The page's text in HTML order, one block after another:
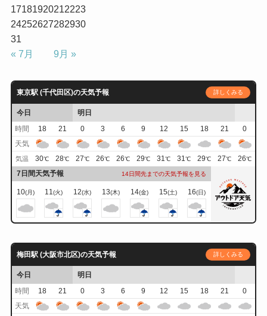
17181920212223
24252627282930
31
« 7月
9月 »
東京駅 (千代田区)の天気予報 詳しくみる
今日
明日
時間
18 21 0 3 6 9 12 15 18 21
0
天気
気温 30℃ 28℃ 27℃ 26℃ 26℃ 29℃ 31℃ 31℃ 29℃ 27℃ 26℃
7日間天気予報 14日間先までの天気予報を見る
10(月) 11(火) 12(水) 13(木) 14(金) 15(土) 16(日)
梅田駅 (大阪市北区)の天気予報 詳しくみる
今日
明日
時間
18 21 0 3 6 9 12 15 18 21
0
天気